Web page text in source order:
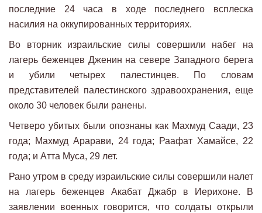
последние 24 часа в ходе последнего всплеска
насилия на оккупированных территориях.
Во вторник израильские силы совершили набег на
лагерь беженцев Дженин на севере Западного берега
и убили четырех палестинцев. По словам
представителей палестинского здравоохранения, еще
около 30 человек были ранены.
Четверо убитых были опознаны как Махмуд Саади, 23
года; Махмуд Арарави, 24 года; Раафат Хамайсе, 22
года; и Атта Муса, 29 лет.
Рано утром в среду израильские силы совершили налет
на лагерь беженцев Акабат Джабр в Иерихоне. В
заявлении военных говорится, что солдаты открыли